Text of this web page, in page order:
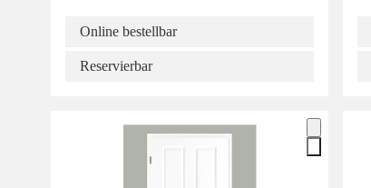
Online bestellbar
Reservierbar